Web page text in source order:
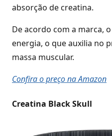
absorção de creatina.
De acordo com a marca,
energia, o que auxilia no
massa muscular.
Confira o preço na Amazon
Creatina Black Skull